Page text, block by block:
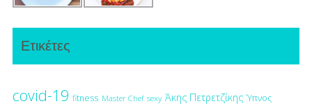
Ετικέτες
covid-19 fitness Master Chef sexy Άκης Πετρετζίκης Ύπνος